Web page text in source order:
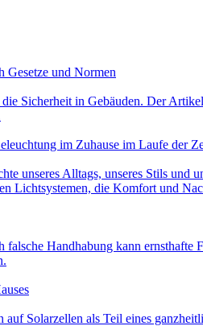
Gesetze und Normen
Sicherheit in Gebäuden. Der
im Zuhause im Laufe der
unseres Alltags, unseres Stils
Lichtsystemen, die Komfort und
Handhabung kann
auf Solarzellen als Teil eines